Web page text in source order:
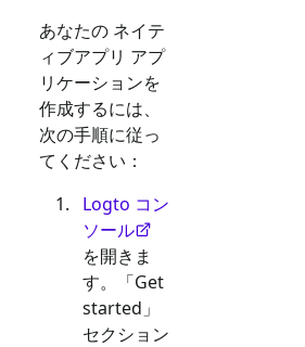
あなたの ネイテ
ィブアプリ アプ
リケーションを
作成するには、
次の手順に従っ
てください：
Logto コン
ソール
を開きま
す。「Get
started」
セクション